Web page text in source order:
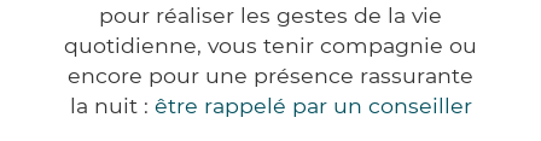
pour réaliser les gestes de la vie
quotidienne, vous tenir compagnie ou
encore pour une présence rassurante
la nuit : être rappelé par un conseiller